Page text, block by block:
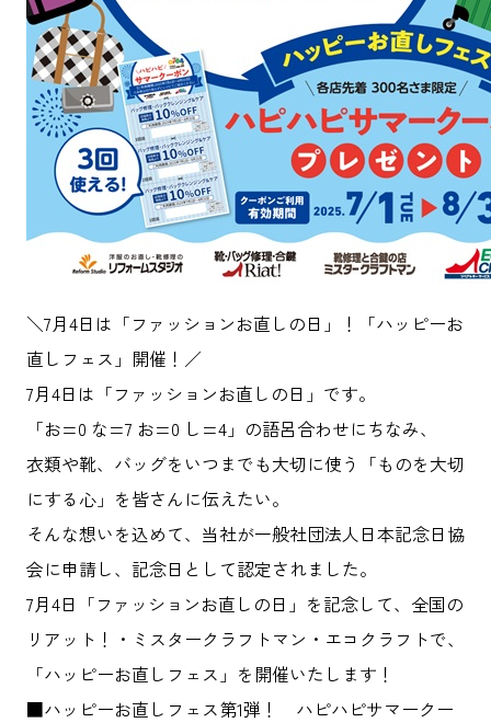
＼7月4日は「ファッションお直しの日」！「ハッピーお
直しフェス」開催！／
7月4日は「ファッションお直しの日」です。
「お=0 な=7 お=0 し=4」の語呂合わせにちなみ、
衣類や靴、バッグをいつまでも大切に使う「ものを大切
にする心」を皆さんに伝えたい。
そんな想いを込めて、当社が一般社団法人日本記念日協
会に申請し、記念日として認定されました。
7月4日「ファッションお直しの日」を記念して、全国の
リアット！・ミスタークラフトマン・エコクラフトで、
「ハッピーお直しフェス」を開催いたします！
■ハッピーお直しフェス第1弾！ ハピハピサマークー